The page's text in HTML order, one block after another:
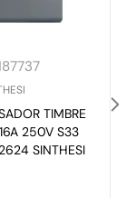
TIMBRE
250V S33
SINTHESI